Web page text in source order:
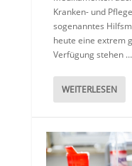
Kranken- und
sogenanntes
heute eine extrem
Verfügung stehen …
WEITERLESEN